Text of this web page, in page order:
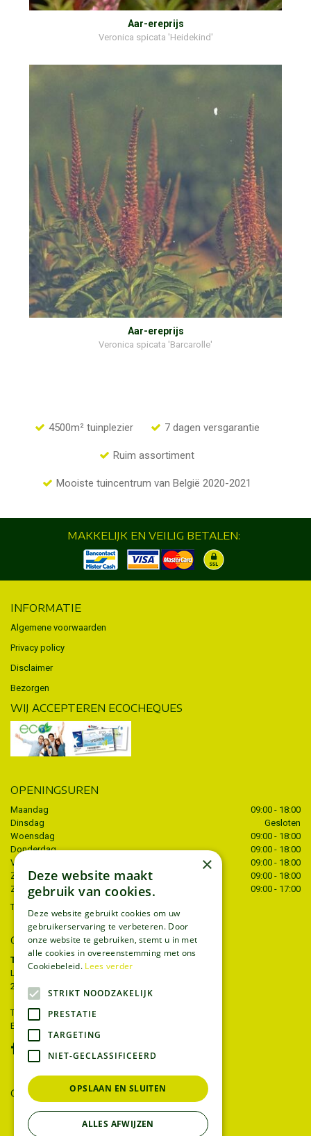
Aar-ereprijs
Veronica spicata 'Heidekind'
Aar-ereprijs
Veronica spicata 'Barcarolle'
4500m² tuinplezier 7 dagen versgarantie
Ruim assortiment
Mooiste tuincentrum van België 2020-2021
MAKKELIJK EN VEILIG BETALEN:
INFORMATIE
Algemene voorwaarden
Privacy policy
Disclaimer
Bezorgen
WIJ ACCEPTEREN ECOCHEQUES
OPENINGSUREN
Maandag
09:00 - 18:00
Dinsdag
Gesloten
Woensdag
09:00 - 18:00
Donderdag
09:00 - 18:00
Vrijdag
09:00 - 18:00
Zaterdag
09:00 - 18:00
Zondag
09:00 - 17:00
Toon alle openingstijden
CONTACT
Tuincentrum Thiels
Liersesteenweg 68
2221 Heist-op-den-berg
T.
015 22 27 52
E.
GEEF UW MENING
×
Deze website maakt
gebruik van cookies.
Deze website gebruikt cookies om uw
gebruikerservaring te verbeteren. Door
onze website te gebruiken, stemt u in met
alle cookies in overeenstemming met ons
Cookiebeleid. Lees verder
STRIKT NOODZAKELIJK
PRESTATIE
TARGETING
NIET-GECLASSIFICEERD
OPSLAAN EN SLUITEN
ALLES AFWIJZEN